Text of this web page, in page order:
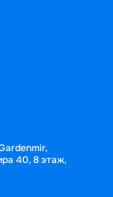
40, 8 этаж,